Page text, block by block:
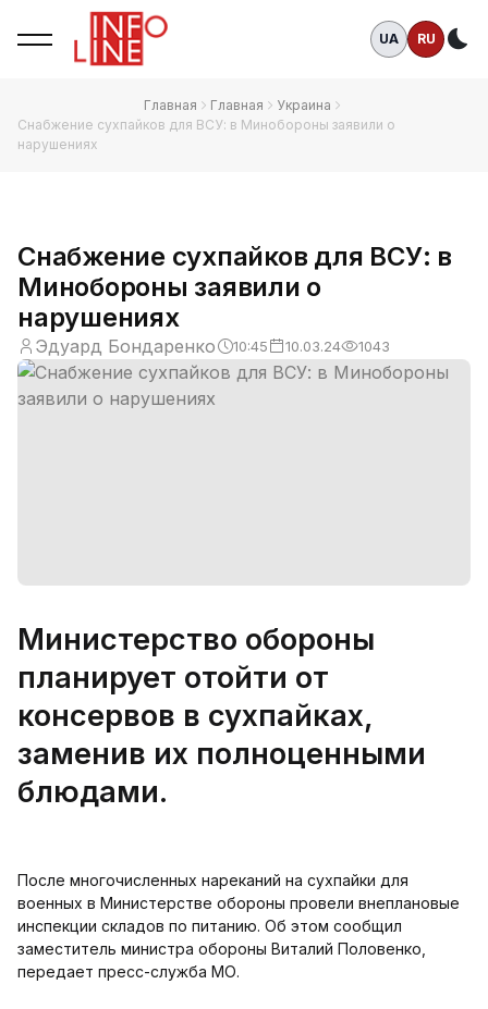
UA RU
Главная Главная
Украина
Снабжение сухпайков для ВСУ: в Минобороны заявили о
нарушениях
Снабжение сухпайков для ВСУ: в
Минобороны заявили о
нарушениях
Эдуард Бондаренко 10:45 10.03.24 1043
Министерство обороны
планирует отойти от
консервов в сухпайках,
заменив их полноценными
блюдами.
После многочисленных нареканий на сухпайки для
военных в Министерстве обороны провели внеплановые
инспекции складов по питанию. Об этом сообщил
заместитель министра обороны Виталий Половенко,
передает пресс-служба МО.